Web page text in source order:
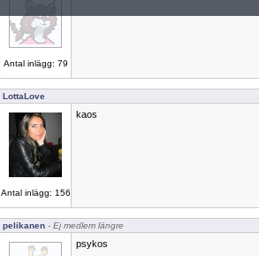
Antal inlägg: 79
LottaLove
Antal inlägg: 156
kaos
pelikanen - Ej medlem längre
psykos